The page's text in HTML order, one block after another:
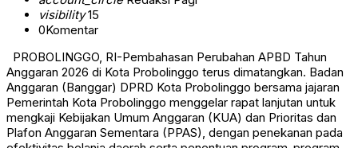
visibility15
0Komentar
PROBOLINGGO, RI-Pembahasan Perubahan APBD Tahun
Anggaran 2026 di Kota Probolinggo terus dimatangkan. Badan
Anggaran (Banggar) DPRD Kota Probolinggo bersama jajaran
Pemerintah Kota Probolinggo menggelar rapat lanjutan untuk
mengkaji Kebijakan Umum Anggaran (KUA) dan Prioritas dan
Plafon Anggaran Sementara (PPAS), dengan penekanan pada